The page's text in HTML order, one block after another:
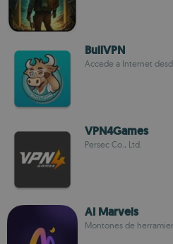
BullVPN
Accede a Internet
VPN4Games
Persec Co., Ltd.
AI Marvels
Montones de